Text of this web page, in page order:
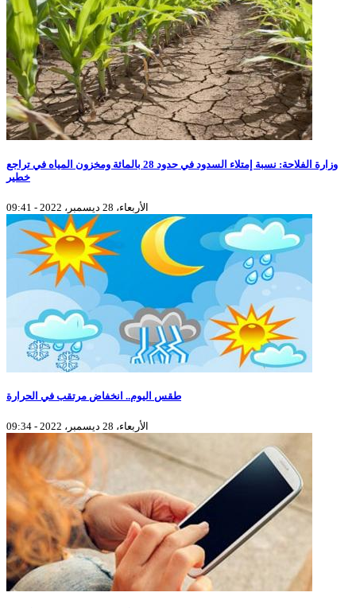
وزارة الفلاحة: نسبة إمتلاء السدود في حدود 28 بالمائة ومخزون المياه في تراجع
خطير
الأربعاء، 28 ديسمبر، 2022 - 09:41
طقس اليوم.. انخفاض مرتقب في الحرارة
الأربعاء، 28 ديسمبر، 2022 - 09:34